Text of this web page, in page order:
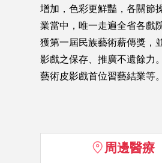
增加，色彩更鮮豔，各關節
業當中，唯一走遍全省各戲
獲第一屆民族藝術薪傳獎，
影戲之保存、推廣不遺餘力
藝術皮影戲首位習藝結業等。
周邊醫療